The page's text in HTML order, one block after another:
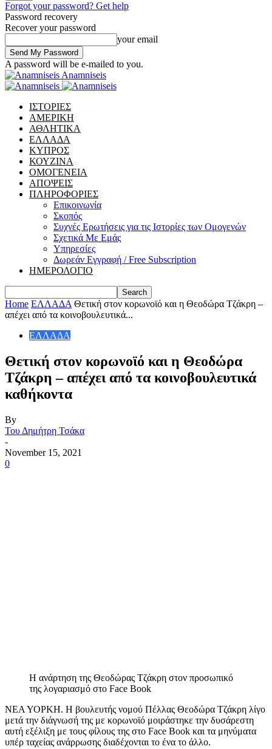
Forgot your password? Get help
Password recovery
Recover your password
your email
A password will be e-mailed to you.
Anamniseis
ΙΣΤΟΡΙΕΣ
ΑΜΕΡΙΚΗ
ΑΘΛΗΤΙΚΑ
ΕΛΛΑΔΑ
ΚΥΠΡΟΣ
ΚΟΥΖΙΝΑ
ΟΜΟΓΕΝΕΙΑ
ΑΠΟΨΕΙΣ
ΠΛΗΡΟΦΟΡΙΕΣ
Επικοινωνία
Σκοπός
Συχνές Ερωτήσεις για τις Ιστορίες των Ομογενών
Σχετικά Με Εμάς
Υπηρεσίες
Δωρεάν Εγγραφή / Free Subscription
ΗΜΕΡΟΛΟΓΙΟ
Home ΕΛΛΑΔΑ Θετική στον κορωνοϊό και η Θεοδώρα Τζάκρη –
απέχει από τα κοινοβουλευτικά...
ΕΛΛΑΔΑ
Θετική στον κορωνοϊό και η Θεοδώρα
Τζάκρη – απέχει από τα κοινοβουλευτικά
καθήκοντα
By
Του Δημήτρη Τσάκα
-
November 15, 2021
0
Η ανάρτηση της Θεοδώρας Τζάκρη στον προσωπικό
της λογαριασμό στο Face Book
ΝΕΑ ΥΟΡΚΗ. Η βουλευτής νομού Πέλλας Θεοδώρα Τζάκρη λίγο
μετά την διάγνωσή της με κορωνοϊό μοιράστηκε την δυσάρεστη
αυτή εξέλιξη με τους φίλους της στο Face Book και τα μηνύματα
υπέρ ταχείας ανάρρωσης διαδέχονται το ένα το άλλο.